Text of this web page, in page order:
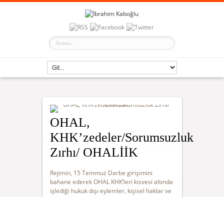
OHAL,
KHK’zedeler/Sorumsuzluk
Zırhı/ OHALİİK
Rejimin, 15 Temmuz Darbe girişimini
bahane ederek OHAL KHK’leri kisvesi altında
işlediği hukuk dışı eylemler, kişisel haklar ve